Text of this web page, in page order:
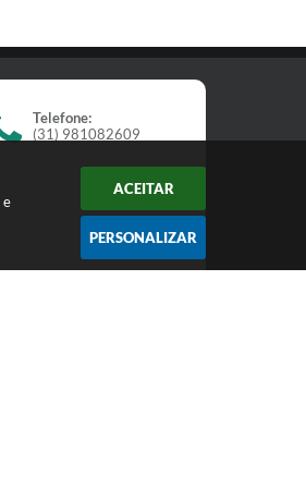
e
ACEITAR
PERSONALIZAR
Telefone:
(31) 981082609